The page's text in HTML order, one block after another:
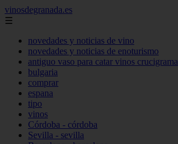
vinosdegranada.es
☰
novedades y noticias de vino
novedades y noticias de enoturismo
antiguo vaso para catar vinos crucigrama
bulgaria
comprar
espana
tipo
vinos
Córdoba - córdoba
Sevilla - sevilla